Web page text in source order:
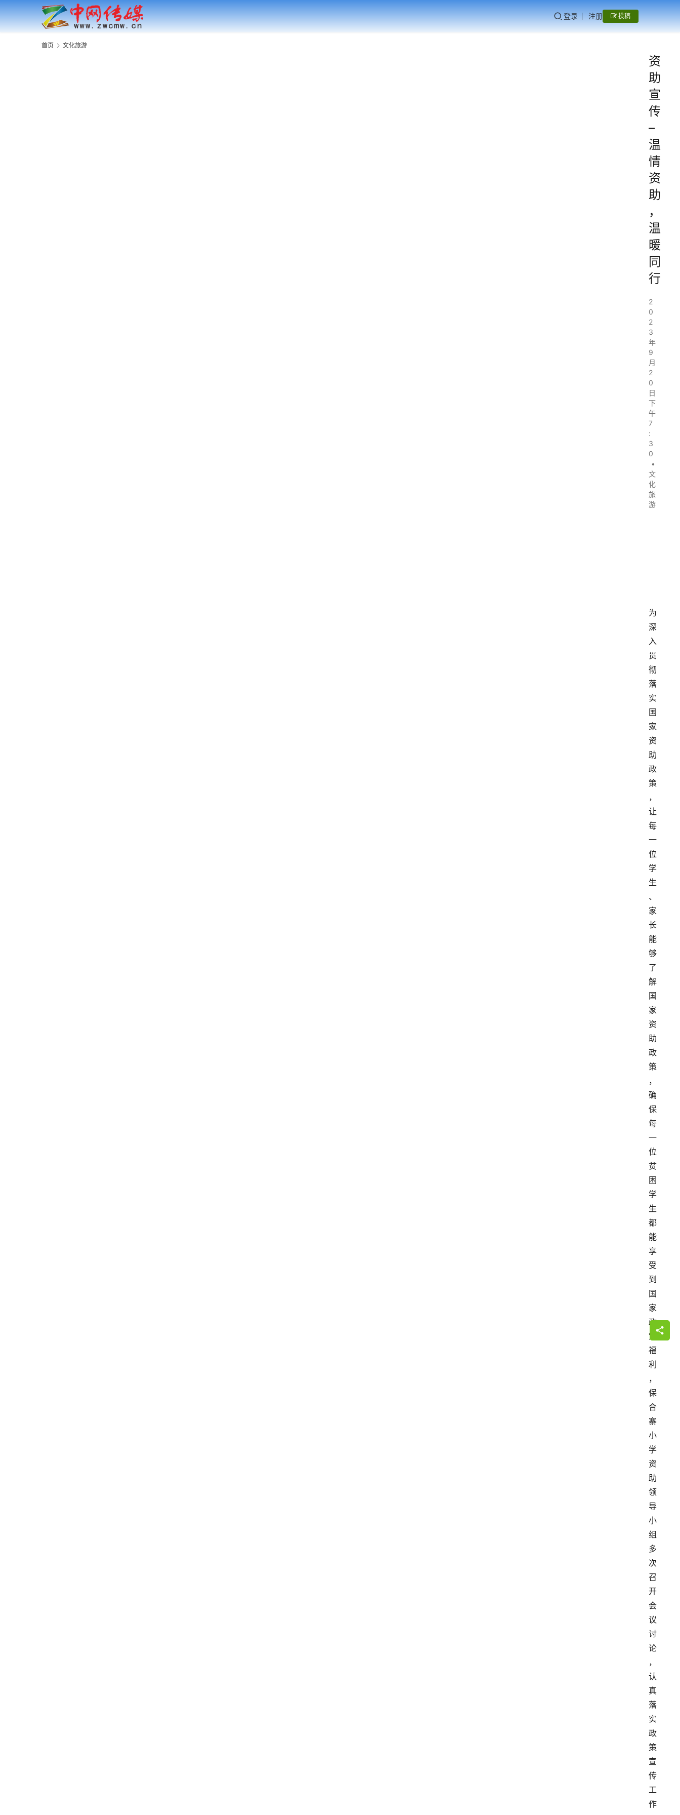
登录 注册 投稿
首页 文化旅游
资
助
宣
传
–
温
情
资
助
，
温
暖
同
行
2
0
2
3
年
9
月
2
0
日
下
午
7
:
3
0
•
文
化
旅
游
为
深
入
贯
彻
落
实
国
家
资
助
政
策
，
让
每
一
位
学
生
、
家
长
能
够
了
解
国
家
资
助
政
策
，
确
保
每
一
位
贫
困
学
生
都
能
享
受
到
国
家
政
策
福
利
，
保
合
寨
小
学
资
助
领
导
小
组
多
次
召
开
会
议
讨
论
，
认
真
落
实
政
策
宣
传
工
作